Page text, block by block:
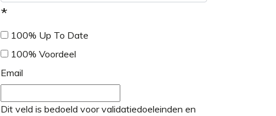
*
100% Up To Date
100% Voordeel
Email
Dit veld is bedoeld voor validatiedoeleinden en